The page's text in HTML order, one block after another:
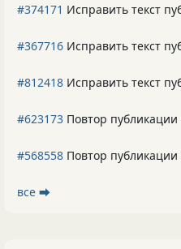
#374171 Исправить текст
#367716 Исправить текст
#812418 Исправить текст
#623173 Повтор публикации
#568558 Повтор публикации
все ⮕